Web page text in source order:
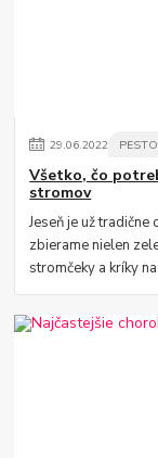
29.06.2022
Všetko, čo
stromov
Jeseň je už
zbierame nielen
stromčeky a kríky